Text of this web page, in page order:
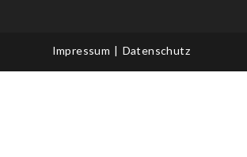
Impressum Datenschutz